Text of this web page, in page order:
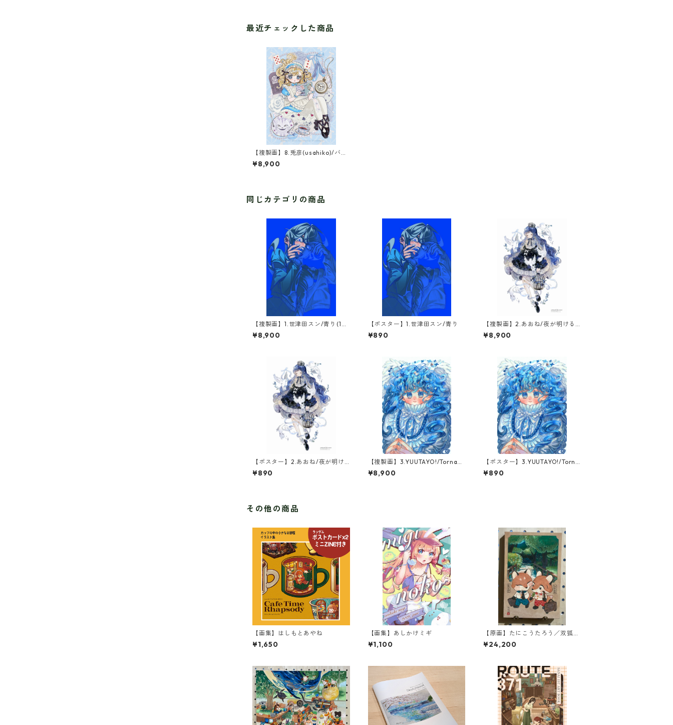
最近チェックした商品
【複製画】8.兎彦(usahiko)/バレ
リーナ×不思議の国のアリス(1点
限定)
¥8,900
同じカテゴリの商品
【複製画】1.世津田スン/青り(1点
限定)
¥8,900
【ポスター】1.世津田スン/青り
¥890
【複製画】2.あおね/夜が明ける
まで(1点限定)
¥8,900
【ポスター】2.あおね/夜が明け
るまで
¥890
【複製画】3.YUUTAYO!/Tornado
Blue(1点限定)
¥8,900
【ポスター】3.YUUTAYO!/Torna
do Blue
¥890
その他の商品
【画集】はしもとあやね
¥1,650
【画集】あしかけミギ
¥1,100
【原画】たにこうたろう／双狐漫
歩旅-お団子-
¥24,200